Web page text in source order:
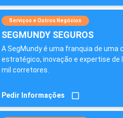
Serviços e Outros Negócios
SEGMUNDY SEGUROS
A SegMundy é uma franquia de
estratégico, inovação e expertise de
mil corretores.
Pedir Informações